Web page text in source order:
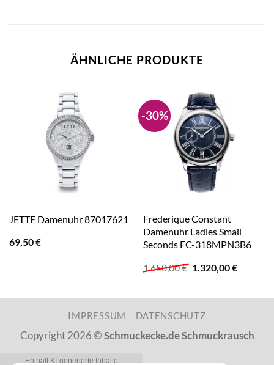
ÄHNLICHE PRODUKTE
JETTE Damenuhr 87017621
69,50€
-30%
Frederique Constant
Damenuhr Ladies Small
Seconds FC-318MPN3B6
1.650,00€ Ursprünglicher
1.650,00 €
1.320,00€
IMPRESSUM DATENSCHUTZ
Copyright 2026 ©Schmuckecke.de Schmuckrausch